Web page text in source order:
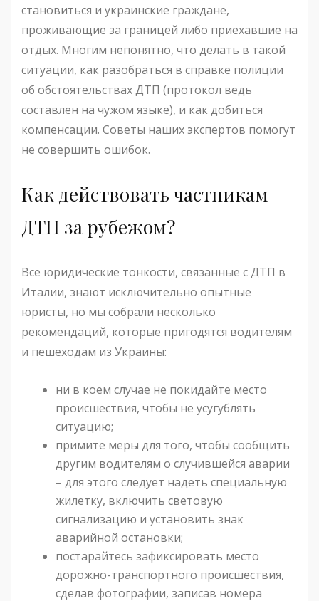
становиться и украинские граждане,
проживающие за границей либо приехавшие на
отдых. Многим непонятно, что делать в такой
ситуации, как разобраться в справке полиции
об обстоятельствах ДТП (протокол ведь
составлен на чужом языке), и как добиться
компенсации. Советы наших экспертов помогут
не совершить ошибок.
Как действовать частникам
ДТП за рубежом?
Все юридические тонкости, связанные с ДТП в
Италии, знают исключительно опытные
юристы, но мы собрали несколько
рекомендаций, которые пригодятся водителям
и пешеходам из Украины:
ни в коем случае не покидайте место
происшествия, чтобы не усугублять
ситуацию;
примите меры для того, чтобы сообщить
другим водителям о случившейся аварии
– для этого следует надеть специальную
жилетку, включить световую
сигнализацию и установить знак
аварийной остановки;
постарайтесь зафиксировать место
дорожно-транспортного происшествия,
сделав фотографии, записав номера